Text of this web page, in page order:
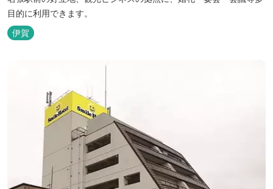
目的に利用できます。
伊賀